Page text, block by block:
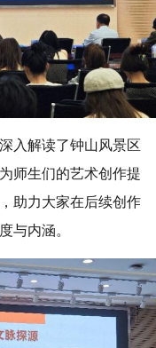
入解读了钟山风景区
师生们的艺术创作提
助力大家在后续创作
与内涵。